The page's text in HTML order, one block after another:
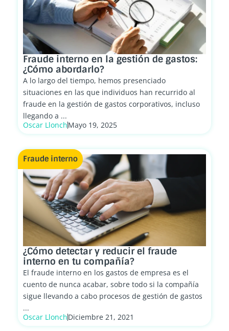
Fraude interno en la gestión de gastos:
¿Cómo abordarlo?
A lo largo del tiempo, hemos presenciado
situaciones en las que individuos han recurrido al
fraude en la gestión de gastos corporativos, incluso
llegando a ...
Oscar LlonchMayo 19, 2025
Fraude interno
¿Cómo detectar y reducir el fraude
interno en tu compañía?
El fraude interno en los gastos de empresa es el
cuento de nunca acabar, sobre todo si la compañía
sigue llevando a cabo procesos de gestión de gastos
...
Oscar LlonchDiciembre 21, 2021